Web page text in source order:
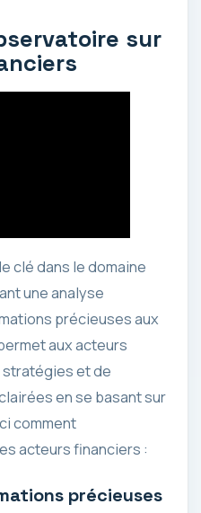
sur
clé dans le domaine
une analyse
précieuses aux
aux acteurs
stratégies et de
en se basant sur
comment
acteurs financiers :
précieuses